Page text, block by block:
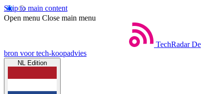
Skip to main content
Open menu Close main menu
TechRadar De
bron voor tech-koopadvies
NL Edition